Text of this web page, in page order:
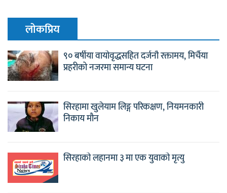
लाेकप्रिय
९० बर्षीया वायोवृद्धसहित दर्जनौ रक्तामय, मिर्चैया
प्रहरीको नजरमा समान्य घटना
सिरहामा खुलेयाम लिङ्ग परिकक्षण, नियमनकारी
निकाय मौन
सिरहाको लहानमा ३ मा एक युवाको मृत्यु